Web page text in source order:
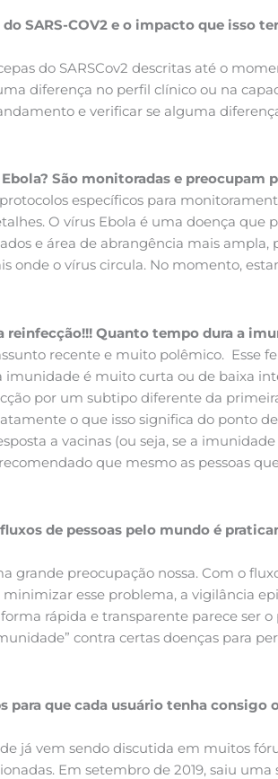
SARS-COV2 e o impacto que isso
do SARSCov2 descritas até o
diferença no perfil clínico ou na
e verificar se alguma
São monitoradas e preocupam
específicos para
O vírus Ebola é uma doença que
e área de abrangência mais
onde o vírus circula. No momento,
reinfecção!!! Quanto tempo dura a
recente e muito polêmico. Esse
é muito curta ou de baixa
por um subtipo diferente da
o que isso significa do ponto
a vacinas (ou seja, se a
que mesmo as pessoas
de pessoas pelo mundo é
grande preocupação nossa. Com o
esse problema, a vigilância
rápida e transparente parece ser
contra certas doenças para
que cada usuário tenha consigo
já vem sendo discutida em muitos
Em setembro de 2019, saiu